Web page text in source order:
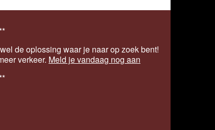
de oplossing waar je naar op zoek bent!
verkeer. Meld je vandaag nog aan